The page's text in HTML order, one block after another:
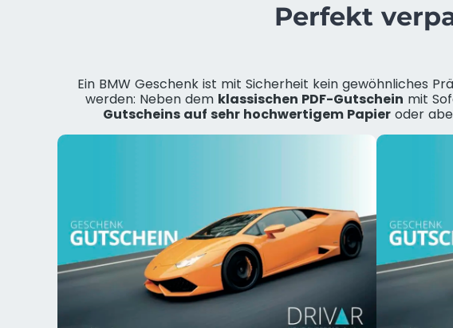
Perfekt
Ein BMW Geschenk ist mit Sicherheit kein gewöhnliches
werden: Neben dem klassischen PDF-Gutschein mit
Gutscheins auf sehr hochwertigem Papier oder